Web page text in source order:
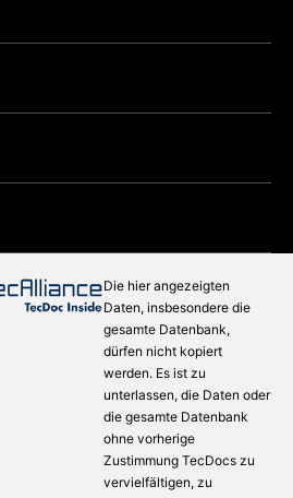
Die hier angezeigten
Daten, insbesondere die
gesamte Datenbank,
dürfen nicht kopiert
werden. Es ist zu
unterlassen, die Daten oder
die gesamte Datenbank
ohne vorherige
Zustimmung TecDocs zu
vervielfältigen, zu